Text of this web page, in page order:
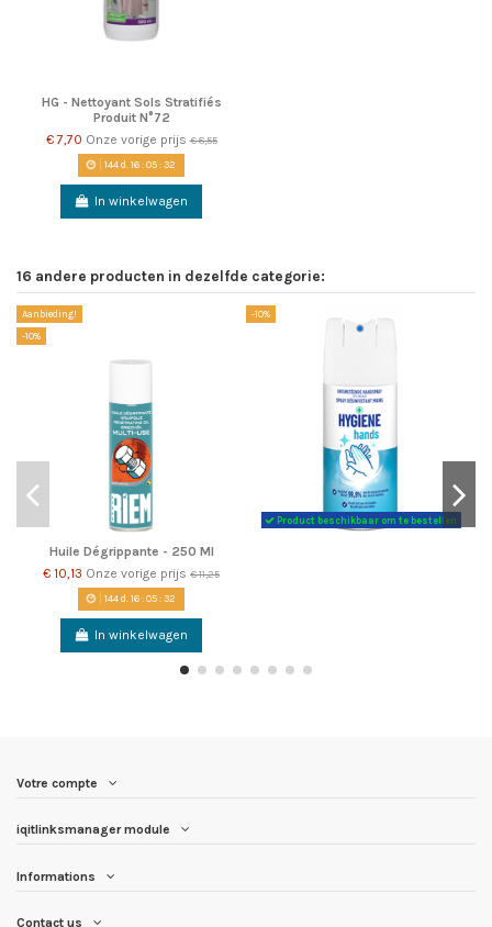
HG - Nettoyant Sols Stratifiés
Produit N°72
€ 7,70 Onze vorige prijs€ 8,55
144d. 16:05:32
In winkelwagen
16 andere producten in dezelfde categorie:
Aanbieding!
-10%
Huile Dégrippante - 250 Ml
€ 10,13 Onze vorige prijs € 11,25
144d. 16:05:32
In winkelwagen
-10%
Product beschikbaar om te bestellen
Votre compte
iqitlinksmanager module
Informations
Contact us